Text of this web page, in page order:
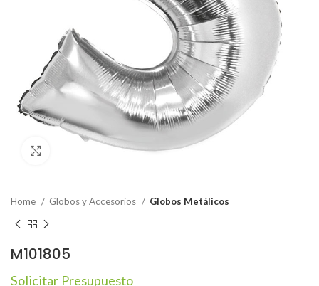
Click to enlarge
Home Globos y Accesorios Globos Metálicos
M101805
Solicitar Presupuesto